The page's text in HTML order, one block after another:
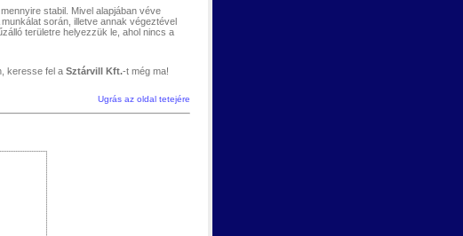
stabil. Mivel alapjában véve
során, illetve annak végeztével
területre helyezzük le, ahol nincs a
keresse fel a Sztárvill Kft.-t még ma!
Ugrás az oldal tetejére